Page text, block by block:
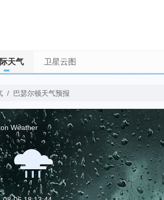
天气 卫星云图
/ 巴瑟尔顿天气预报
Weather